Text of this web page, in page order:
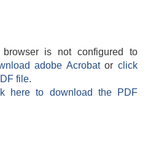
is not configured to
adobe Acrobatorclick
file.
here to download the PDF